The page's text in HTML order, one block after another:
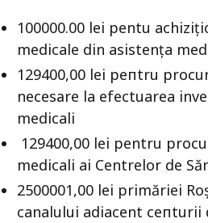
100000.00 lei pentu
medicale din asistența
129400,00 lei репtru
nесеsаrе la efectuarea
medicali
129400,00 lei pentru
medicali ai Centrelor de
2500001,00 lei primăriei
canalului adiacent сепturii